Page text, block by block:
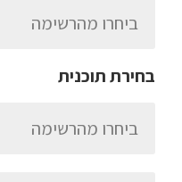
בחירת תוכנית